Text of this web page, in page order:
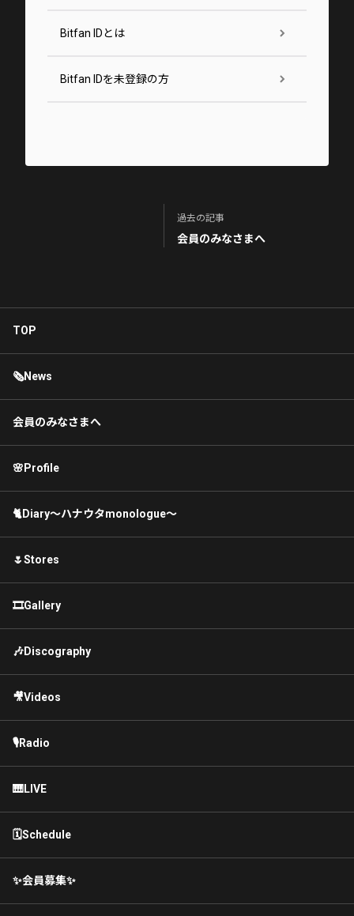
Bitfan IDとは
Bitfan IDを未登録の方
過去の記事
会員のみなさまへ
TOP
🗞News
会員のみなさまへ
🌸Profile
🐈Diary〜ハナウタmonologue〜
🌷Stores
🎞Gallery
🎶Discography
🎥Videos
🎙Radio
🎹LIVE
🗓Schedule
✨会員募集✨